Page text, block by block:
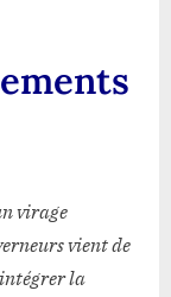
virage
vient de
la